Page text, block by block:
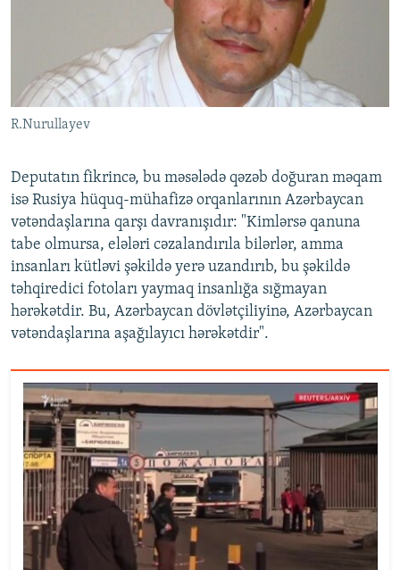
R.Nurullayev
Deputatın fikrincə, bu məsələdə qəzəb doğuran məqam
isə Rusiya hüquq-mühafizə orqanlarının Azərbaycan
vətəndaşlarına qarşı davranışıdır: "Kimlərsə qanuna
tabe olmursa, elələri cəzalandırıla bilərlər, amma
insanları kütləvi şəkildə yerə uzandırıb, bu şəkildə
təhqiredici fotoları yaymaq insanlığa sığmayan
hərəkətdir. Bu, Azərbaycan dövlətçiliyinə, Azərbaycan
vətəndaşlarına aşağılayıcı hərəkətdir".